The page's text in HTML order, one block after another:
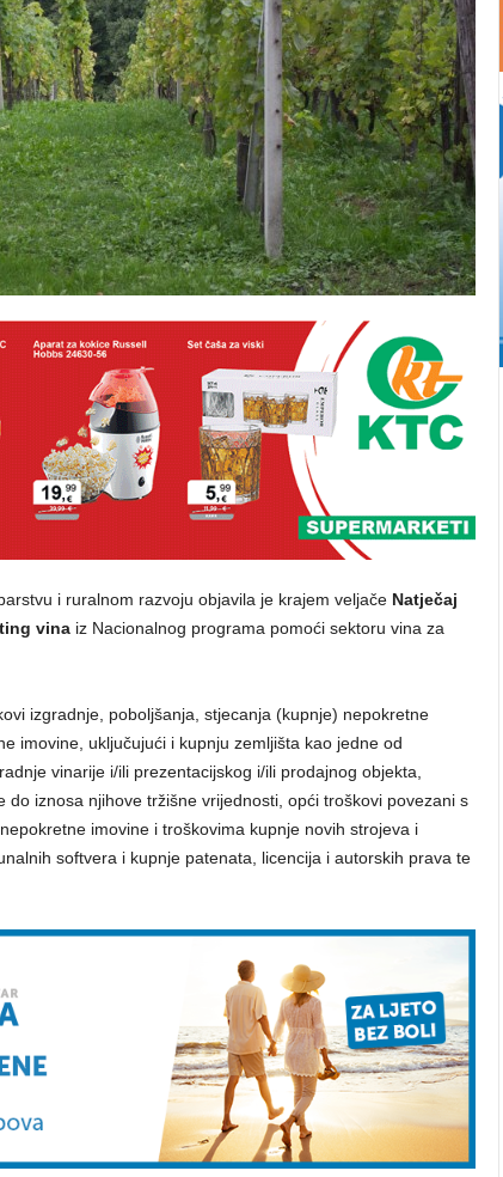
i ruralnom razvoju objavila je krajem veljače Natječaj
vinaiz Nacionalnog programa pomoći sektoru vina za
izgradnje, poboljšanja, stjecanja (kupnje) nepokretne
imovine, uključujući i kupnju zemljišta kao jedne od
vinarije i/ili prezentacijskog i/ili prodajnog objekta,
iznosa njihove tržišne vrijednosti, opći troškovi povezani s
imovine i troškovima kupnje novih strojeva i
softvera i kupnje patenata, licencija i autorskih prava te